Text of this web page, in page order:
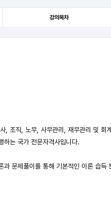
강의목차
, 조직, 노무, 사무관리, 재무관리 및 회
는 국가 전문자격사입니다.
문제풀이를 통해 기본적인 이론 습득